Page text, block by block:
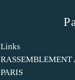
Links
PARIS